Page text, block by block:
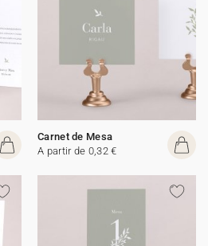
Carnet de Mesa
A partir de 0,32 €